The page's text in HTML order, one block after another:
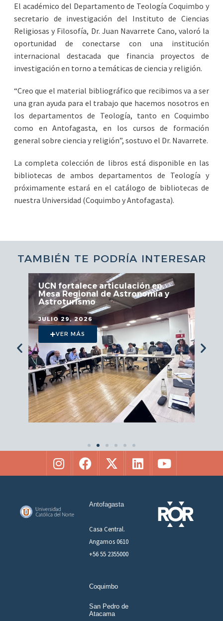
El académico del Departamento de Teología Coquimbo y
secretario de investigación del Instituto de Ciencias
Religiosas y Filosofía, Dr. Juan Navarrete Cano, valoró la
oportunidad de conectarse con una institución
internacional destacada que financia proyectos de
investigación en torno a temáticas de ciencia y religión.
“Creo que el material bibliográfico que recibimos va a ser
una gran ayuda para el trabajo que hacemos nosotros en
los departamentos de Teología, tanto en Coquimbo
como en Antofagasta, en los cursos de formación
general sobre ciencia y religión”, sostuvo el Dr. Navarrete.
La completa colección de libros está disponible en las
bibliotecas de ambos departamentos de Teología y
próximamente estará en el catálogo de bibliotecas de
nuestra Universidad (Coquimbo y Antofagasta).
TAMBIÉN TE PODRÍA INTERESAR
UCN fortalece articulación en
Mesa Regional de Astronomía y
Astroturismo
JULIO 29, 2026
VER MÁS
Antofagasta
Coquimbo
San Pedro de
Atacama
Casa Central.
Angamos 0610
+56 55 2355000